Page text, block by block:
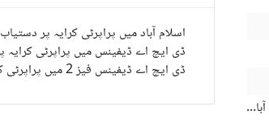
اسلام آباد کیپیٹل
اسلام آباد میں پراپرٹی کرایہ پر دستیاب